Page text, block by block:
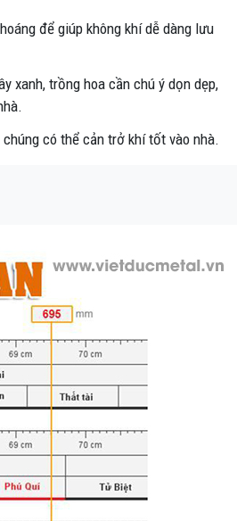
để giúp không khí dễ dàng lưu
xanh, trồng hoa cần chú ý dọn dẹp,
có thể cản trở khí tốt vào nhà.